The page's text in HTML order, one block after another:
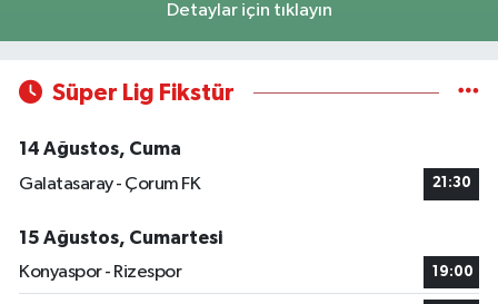
Detaylar için tıklayın
Süper Lig Fikstür
14 Ağustos, Cuma
Galatasaray - Çorum FK
21:30
15 Ağustos, Cumartesi
Konyaspor - Rizespor
19:00